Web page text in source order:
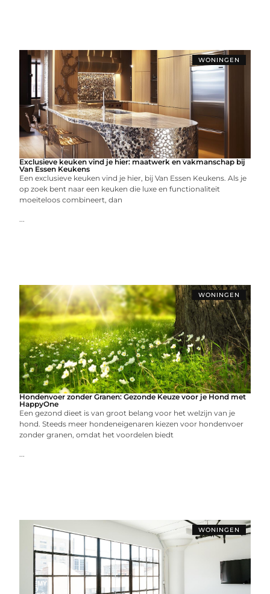
WONINGEN
Exclusieve keuken vind je hier: maatwerk en vakmanschap bij
Van Essen Keukens
Een exclusieve keuken vind je hier, bij Van Essen Keukens. Als je
op zoek bent naar een keuken die luxe en functionaliteit
moeiteloos combineert, dan
...
WONINGEN
Hondenvoer zonder Granen: Gezonde Keuze voor je Hond met
HappyOne
Een gezond dieet is van groot belang voor het welzijn van je
hond. Steeds meer hondeneigenaren kiezen voor hondenvoer
zonder granen, omdat het voordelen biedt
...
WONINGEN